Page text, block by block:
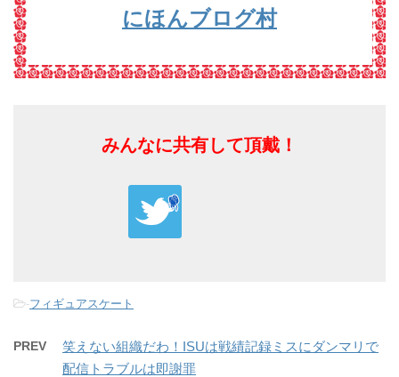
にほんブログ村
みんなに共有して頂戴！
-フィギュアスケート
PREV
笑えない組織だわ！ISUは戦績記録ミスにダンマリで
配信トラブルは即謝罪